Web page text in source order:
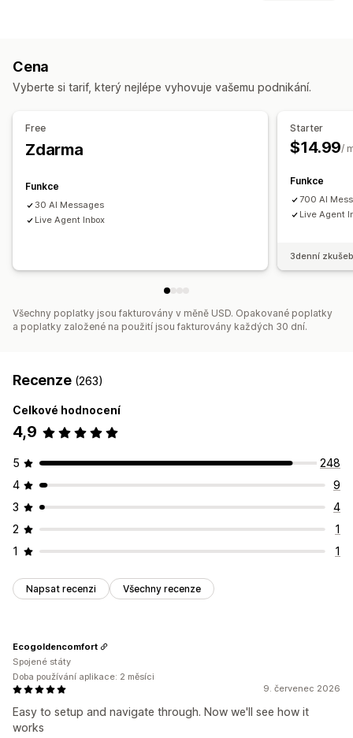
Přizpůsobení
Okno chatu Otevírací doba Tlačítka chatu
Cena
Vyberte si tarif, který nejlépe vyhovuje vašemu podnikání.
Free
Zdarma
Funkce
30 AI Messages
Live Agent Inbox
Starter
$14.99/
Funkce
700 AI
Live Agent
3denní
Všechny poplatky jsou fakturovány v měně USD. Opakované poplatky
a poplatky založené na použití jsou fakturovány každých 30 dní.
Recenze (263)
Celkové hodnocení
4,9
5
248
4
9
3
4
2
1
1
1
Napsat recenzi Všechny recenze
9. červenec 2026
Easy to setup and navigate through. Now we'll see how it
works
Ecogoldencomfort
Spojené státy
Doba používání aplikace: 2 měsíci